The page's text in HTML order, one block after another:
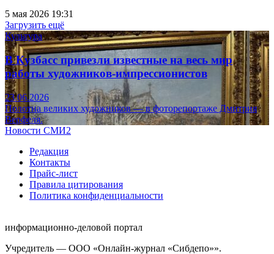
5 мая 2026 19:31
Загрузить ещё
Культура
В Кузбасс привезли известные на весь мир
работы художников-импрессионистов
23.06.2026
Полотна великих художников — в фоторепортаже Дмитрия
Верфеля.
Новости СМИ2
Редакция
Контакты
Прайс-лист
Правила цитирования
Политика конфиденциальности
информационно-деловой портал
Учредитель — ООО «Онлайн-журнал «Сибдепо»».